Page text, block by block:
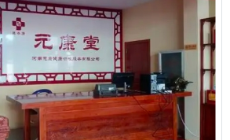
的立根之本、发展之魂。在原材料采购这一
对品质的极致苛求。他们与信誉卓著、质量
建立起了一套严格缜密的原材料质量检测体
过层层把关、精细检测，坚决不让任何一丝
头上确保了产品的纯正性与高品质，为消费
质量防线。在与消费者的每一次互动交流
待的黄金准则。无论是产品的宣传推广，还